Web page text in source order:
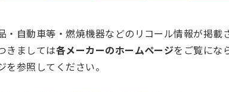
・自動車等・燃焼機器などのリコール情報が掲載
きましては各メーカーのホームページをご覧にな
参照してください。